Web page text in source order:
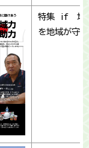
特集 if 地
を地域が守